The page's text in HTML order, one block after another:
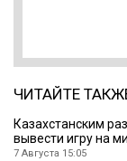
ЧИТАЙТЕ
Казахстанским
вывести игру на
7 Августа 15:05